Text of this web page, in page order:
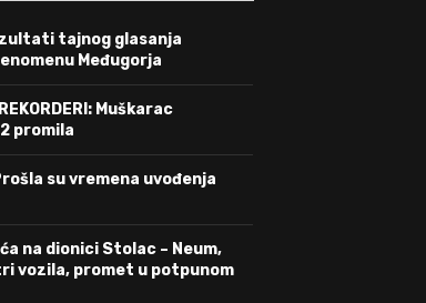
tajnog glasanja
Međugorja
Muškarac
promila
su vremena uvođenja
na dionici Stolac – Neum,
vozila, promet u potpunom